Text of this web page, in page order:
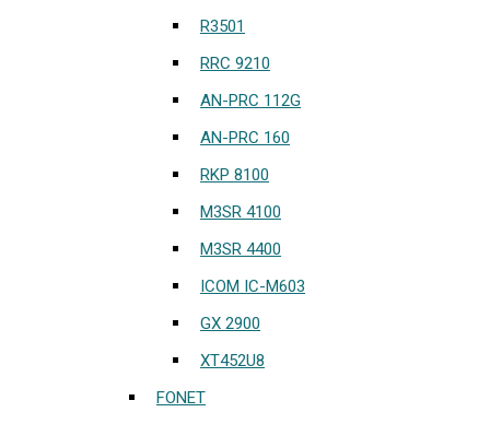
R3501
RRC 9210
AN-PRC 112G
AN-PRC 160
RKP 8100
M3SR 4100
M3SR 4400
ICOM IC-M603
GX 2900
XT452U8
FONET